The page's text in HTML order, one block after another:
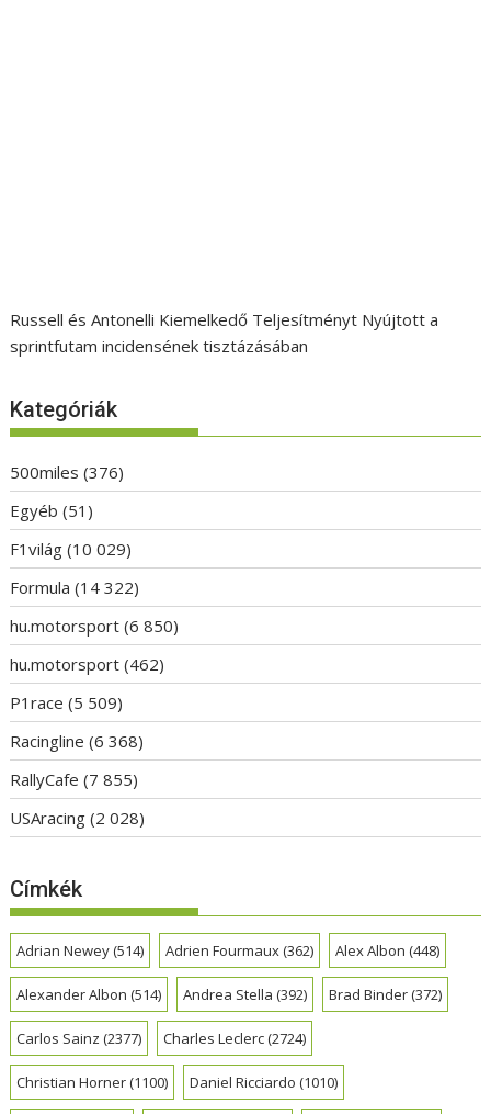
Russell és Antonelli Kiemelkedő Teljesítményt Nyújtott a
sprintfutam incidensének tisztázásában
Kategóriák
500miles (376)
Egyéb (51)
F1világ (10 029)
Formula (14 322)
hu.motorsport (6 850)
hu.motorsport (462)
P1race (5 509)
Racingline (6 368)
RallyCafe (7 855)
USAracing (2 028)
Címkék
Adrian Newey(514) Adrien Fourmaux(362) Alex Albon (448)
Alexander Albon (514) Andrea Stella (392) Brad Binder(372)
Carlos Sainz (2377) Charles Leclerc(2724)
Christian Horner(1100) Daniel Ricciardo (1010)